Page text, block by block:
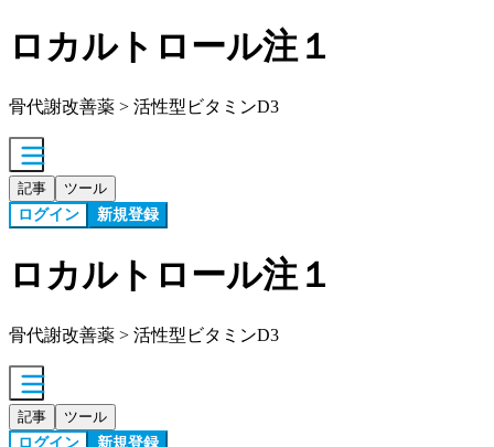
ロカルトロール注１
骨代謝改善薬 > 活性型ビタミンD3
記事 ツール
ログイン 新規登録
ロカルトロール注１
骨代謝改善薬 > 活性型ビタミンD3
記事 ツール
ログイン 新規登録